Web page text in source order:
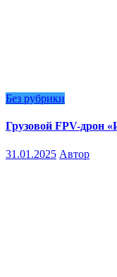
Без рубрики
Грузовой FPV-дрон
31.01.2025 Автор